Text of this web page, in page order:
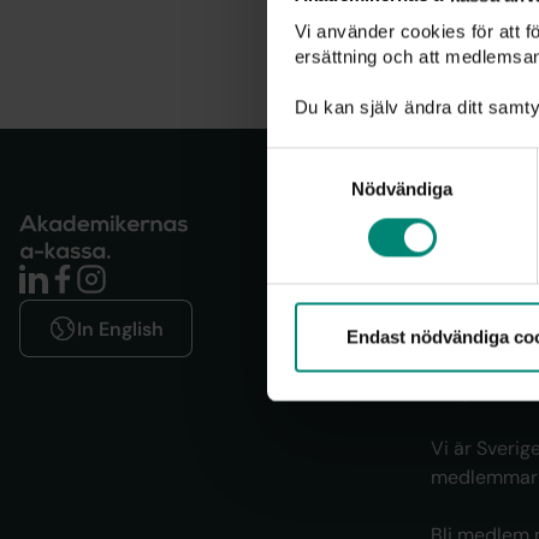
Vi använder cookies för att
ersättning och att
Du kan själv ändra ditt
Nödvändiga
Endast nödvändiga
In English
Om oss
där alla
skapa sig
Vi är